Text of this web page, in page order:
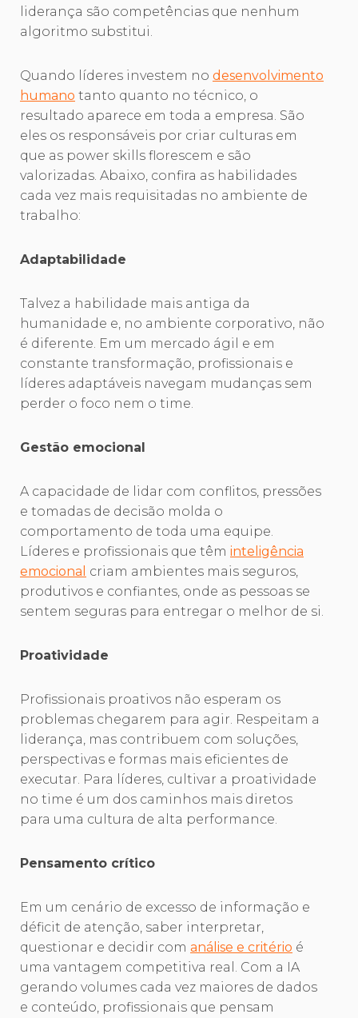
liderança são competências que nenhum
algoritmo substitui.
Quando líderes investem no desenvolvimento
humano tanto quanto no técnico, o
resultado aparece em toda a empresa. São
eles os responsáveis por criar culturas em
que as power skills florescem e são
valorizadas. Abaixo, confira as habilidades
cada vez mais requisitadas no ambiente de
trabalho:
Adaptabilidade
Talvez a habilidade mais antiga da
humanidade e, no ambiente corporativo, não
é diferente. Em um mercado ágil e em
constante transformação, profissionais e
líderes adaptáveis navegam mudanças sem
perder o foco nem o time.
Gestão emocional
A capacidade de lidar com conflitos, pressões
e tomadas de decisão molda o
comportamento de toda uma equipe.
Líderes e profissionais que têm inteligência
emocional criam ambientes mais seguros,
produtivos e confiantes, onde as pessoas se
sentem seguras para entregar o melhor de si.
Proatividade
Profissionais proativos não esperam os
problemas chegarem para agir. Respeitam a
liderança, mas contribuem com soluções,
perspectivas e formas mais eficientes de
executar. Para líderes, cultivar a proatividade
no time é um dos caminhos mais diretos
para uma cultura de alta performance.
Pensamento crítico
Em um cenário de excesso de informação e
déficit de atenção, saber interpretar,
questionar e decidir com análise e critério é
uma vantagem competitiva real. Com a IA
gerando volumes cada vez maiores de dados
e conteúdo, profissionais que pensam